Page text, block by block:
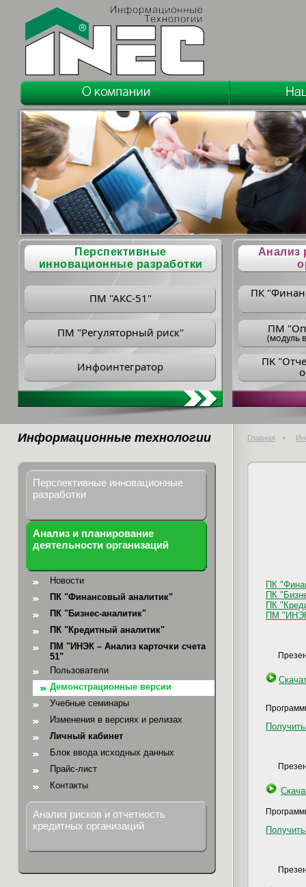
Перспективные
инновационные разработки
ПМ "АКС-51"
ПМ "Регуляторный риск"
Инфоинтегратор
Анализ
ПК
ПM
(модуль
ПK
Информационные технологии Главная
Перспективные инновационные
разработки
Анализ и планирование
деятельности организаций
Новости
ПК "Финансовый аналитик"
ПК "Бизнес-аналитик"
ПК "Кредитный аналитик"
ПМ "ИНЭК – Анализ карточки счета
51"
Пользователи
Демонстрационные версии
Учебные семинары
Изменения в версиях и релизах
Личный кабинет
Блок ввода исходных данных
Прайс-лист
Контакты
Анализ рисков и отчетность
кредитных организаций
ПК
ПК
ПК
ПМ "ИНЭК